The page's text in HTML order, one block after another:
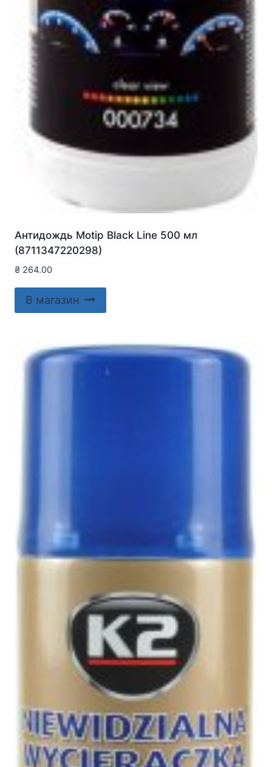
Антидождь Motip Black Line 500 мл
(8711347220298)
₴ 264.00
В магазин